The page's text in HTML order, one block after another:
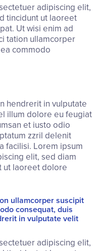
adipiscing elit,
tincidunt ut laoreet
Ut wisi enim ad
tation ullamcorper
commodo
hendrerit in vulputate
illum dolore eu feugiat
et iusto odio
zzril delenit
facilisi. Lorem ipsum
elit, sed diam
ut laoreet dolore
ullamcorper suscipit
consequat, duis
in vulputate velit
adipiscing elit,